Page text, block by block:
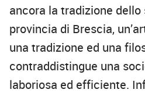
ancora la tradizione dello
provincia di Brescia,
una tradizione ed una
contraddistingue una
laboriosa ed efficiente.